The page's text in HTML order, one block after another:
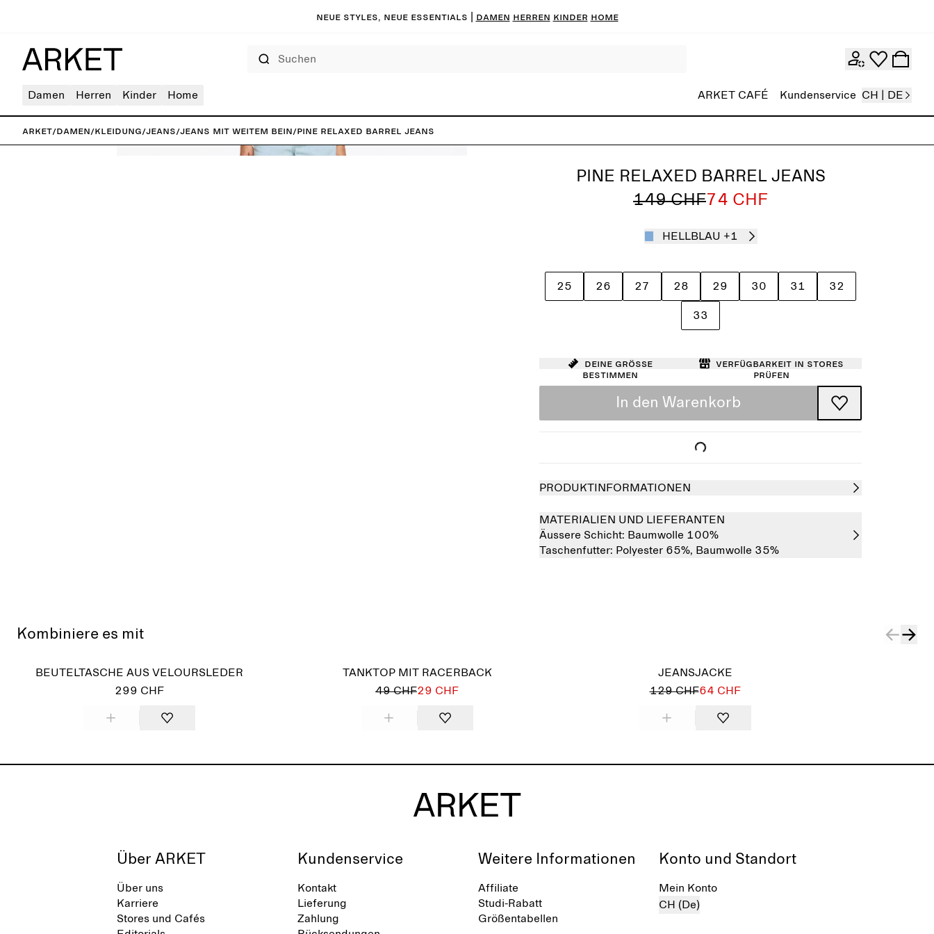
Neue Styles, neue Essentials | DAMEN HERREN KINDER HOME
Damen Herren Kinder Home ARKET CAFÉ Kundenservice CH | DE
ARKET/Damen/Kleidung/Jeans/Jeans mit weitem Bein/PINE Relaxed Barrel Jeans
PINE RELAXED BARREL JEANS
149 CHF74 CHF
HELLBLAU +1
25 26 27 28 29 30 31 32
33
Deine Größe
bestimmen
Verfügbarkeit in Stores
prüfen
In den Warenkorb
PRODUKTINFORMATIONEN
MATERIALIEN UND LIEFERANTEN
Äussere Schicht: Baumwolle 100%
Taschenfutter: Polyester 65%, Baumwolle 35%
Kombiniere es mit
BEUTELTASCHE AUS VELOURSLEDER
299 CHF
TANKTOP MIT RACERBACK
49 CHF29 CHF
JEANSJACKE
129 CHF64 CHF
Über ARKET
Über uns
Karriere
Stores und Cafés
Kundenservice
Kontakt
Lieferung
Zahlung
Weitere Informationen
Affiliate
Studi-Rabatt
Größentabellen
Konto und Standort
Mein Konto
CH (De)